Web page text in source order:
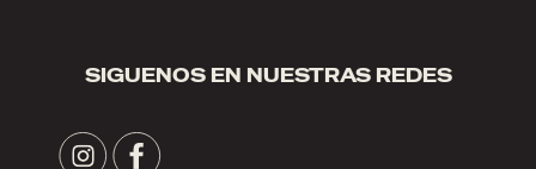
SIGUENOS EN NUESTRAS REDES